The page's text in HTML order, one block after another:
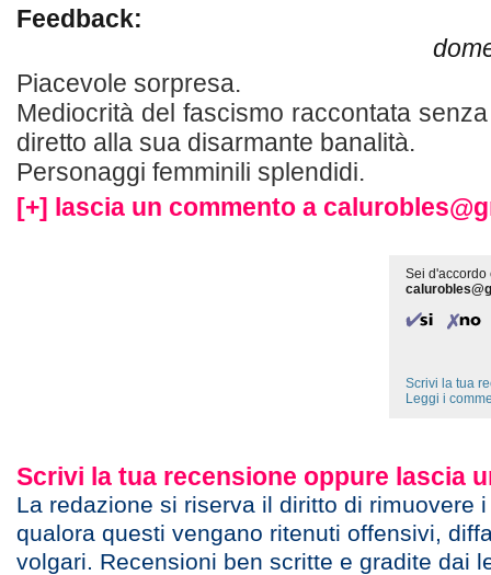
Feedback:
Piacevole sorpresa.
Mediocrità del fascismo raccontata
diretto alla sua disarmante banalità.
Personaggi femminili splendidi.
[+] lascia un commento a
Sei d'accordo
Scrivi la tua
Leggi i
Scrivi la tua recensione oppure lascia
La redazione si riserva il diritto di rimuovere
qualora questi vengano ritenuti offensivi,
volgari. Recensioni ben scritte e gradite dai